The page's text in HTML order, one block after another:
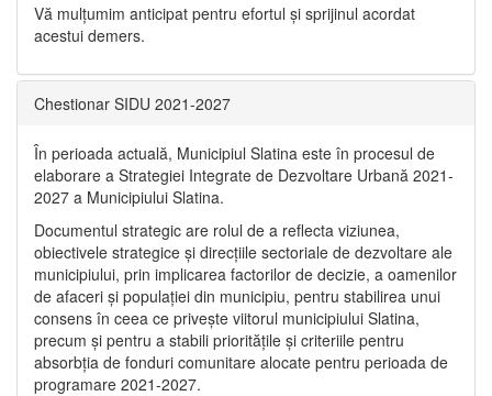
Vă mulţumim anticipat pentru efortul şi sprijinul acordat
acestui demers.
Chestionar SIDU 2021-2027
În perioada actuală, Municipiul Slatina este în procesul de
elaborare a Strategiei Integrate de Dezvoltare Urbană 2021‐
2027 a Municipiului Slatina.
Documentul strategic are rolul de a reflecta viziunea,
obiectivele strategice și direcțiile sectoriale de dezvoltare ale
municipiului, prin implicarea factorilor de decizie, a oamenilor
de afaceri și populației din municipiu, pentru stabilirea unui
consens în ceea ce privește viitorul municipiului Slatina,
precum și pentru a stabili prioritățile și criteriile pentru
absorbția de fonduri comunitare alocate pentru perioada de
programare 2021-2027.